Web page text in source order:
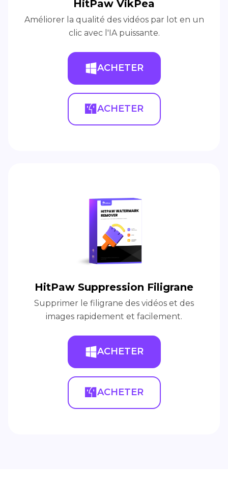
HitPaw VikPea
Améliorer la qualité des vidéos par lot en un
clic avec l'IA puissante.
ACHETER
ACHETER
HitPaw Suppression Filigrane
Supprimer le filigrane des vidéos et des
images rapidement et facilement.
ACHETER
ACHETER